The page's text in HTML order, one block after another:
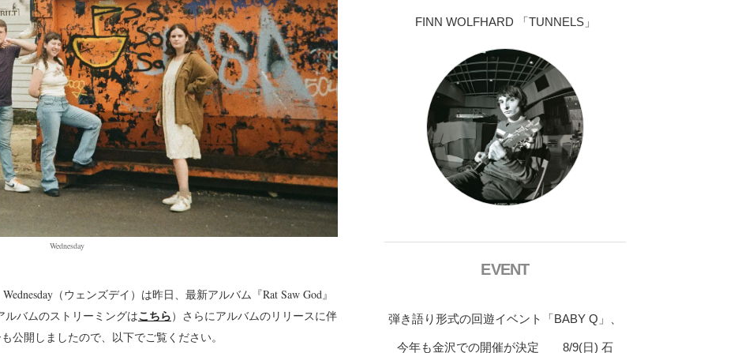
Wednesday
（ウェンズデイ）は昨日、最新アルバム『Rat Saw God』
ルバムのストリーミングはこちら）さらにアルバムのリリースに伴
公開しましたので、以下でご覧ください。
FINN WOLFHARD 「TUNNELS」
EVENT
弾き語り形式の回遊イベント「BABY Q」、
今年も金沢での開催が決定 8/9(日) 石